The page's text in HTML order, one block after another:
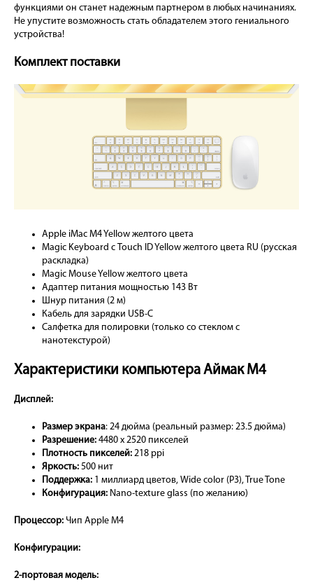
функциями он станет надежным партнером в любых начинаниях.
Не упустите возможность стать обладателем этого гениального
устройства!
Комплект поставки
Apple iMac M4 Yellow желтого цвета
Magic Keyboard с Touch ID Yellow желтого цвета RU (русская
раскладка)
Magic Mouse Yellow желтого цвета
Адаптер питания мощностью 143 Вт
Шнур питания (2 м)
Кабель для зарядки USB-C
Салфетка для полировки (только со стеклом с
нанотекстурой)
Характеристики компьютера Аймак М4
Дисплей:
Размер экрана: 24 дюйма (реальный размер: 23.5 дюйма)
Разрешение: 4480 x 2520 пикселей
Плотность пикселей: 218 ppi
Яркость: 500 нит
Поддержка: 1 миллиард цветов, Wide color (P3), True Tone
Конфигурация: Nano-texture glass (по желанию)
Процессор: Чип Apple M4
Конфигурации:
2-портовая модель: